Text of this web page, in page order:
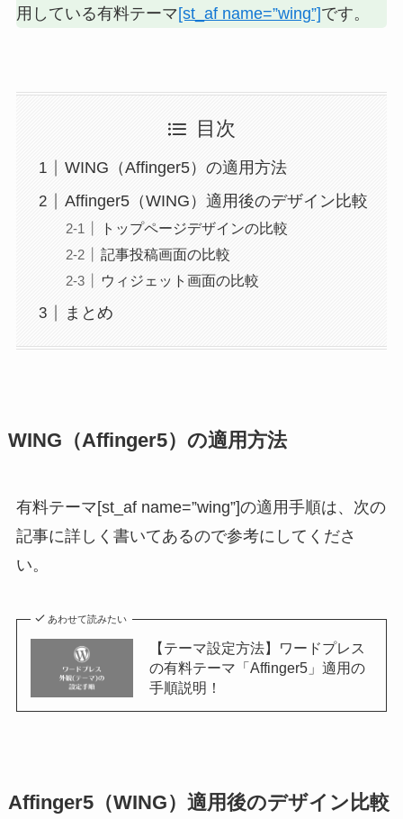
用している有料テーマ[st_af name=”wing”]です。
目次
WING（Affinger5）の適用方法
Affinger5（WING）適用後のデザイン比較
トップページデザインの比較
記事投稿画面の比較
ウィジェット画面の比較
まとめ
WING（Affinger5）の適用方法
有料テーマ[st_af name=”wing”]の適用手順は、次の
記事に詳しく書いてあるので参考にしてくださ
い。
あわせて読みたい
【テーマ設定方法】ワードプレス
の有料テーマ「Affinger5」適用の
手順説明！
Affinger5（WING）適用後のデザイン比較